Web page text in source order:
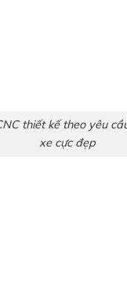
thiết kế theo yêu
xe cực đẹp